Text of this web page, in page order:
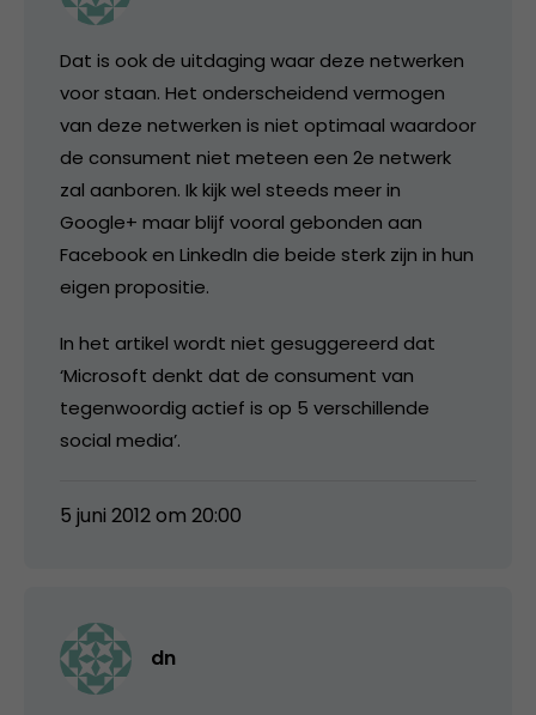
Dat is ook de uitdaging waar deze netwerken
voor staan. Het onderscheidend vermogen
van deze netwerken is niet optimaal waardoor
de consument niet meteen een 2e netwerk
zal aanboren. Ik kijk wel steeds meer in
Google+ maar blijf vooral gebonden aan
Facebook en LinkedIn die beide sterk zijn in hun
eigen propositie.
In het artikel wordt niet gesuggereerd dat
‘Microsoft denkt dat de consument van
tegenwoordig actief is op 5 verschillende
social media’.
5 juni 2012 om 20:00
dn